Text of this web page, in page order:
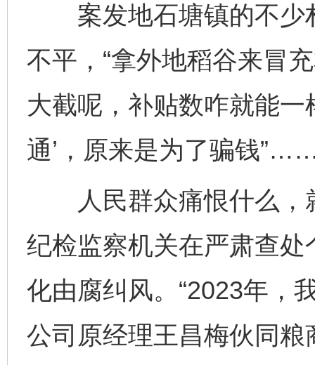
案发地石塘镇的不少
不平，“拿外地稻谷来冒
大截呢，补贴数咋就能一
通’，原来是为了骗钱
人民群众痛恨什么，
纪检监察机关在严肃查
化由腐纠风。“2023年，
公司原经理王昌梅伙同